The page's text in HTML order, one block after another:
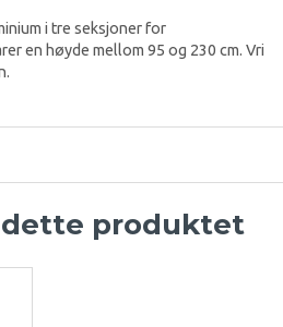
i tre seksjoner for
en høyde mellom 95 og 230 cm. Vri
produktet